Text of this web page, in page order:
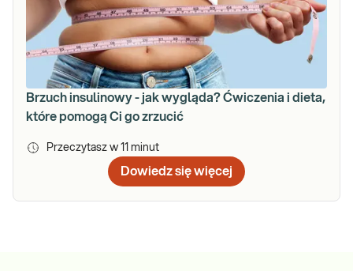
Brzuch insulinowy - jak wygląda? Ćwiczenia i dieta,
które pomogą Ci go zrzucić
Przeczytasz w 11 minut
Dowiedz się więcej